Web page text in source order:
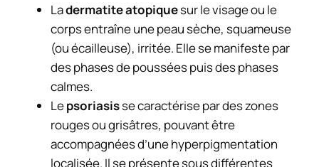
Ladermatite atopiquesur le visage ou le
corps entraîne une peau sèche, squameuse
(ou écailleuse), irritée. Elle se manifeste par
des phases de poussées puis des phases
calmes.
Lepsoriasisse caractérise par des zones
rouges ou grisâtres, pouvant être
accompagnées d’une hyperpigmentation
localisée. Il se présente sous différentes